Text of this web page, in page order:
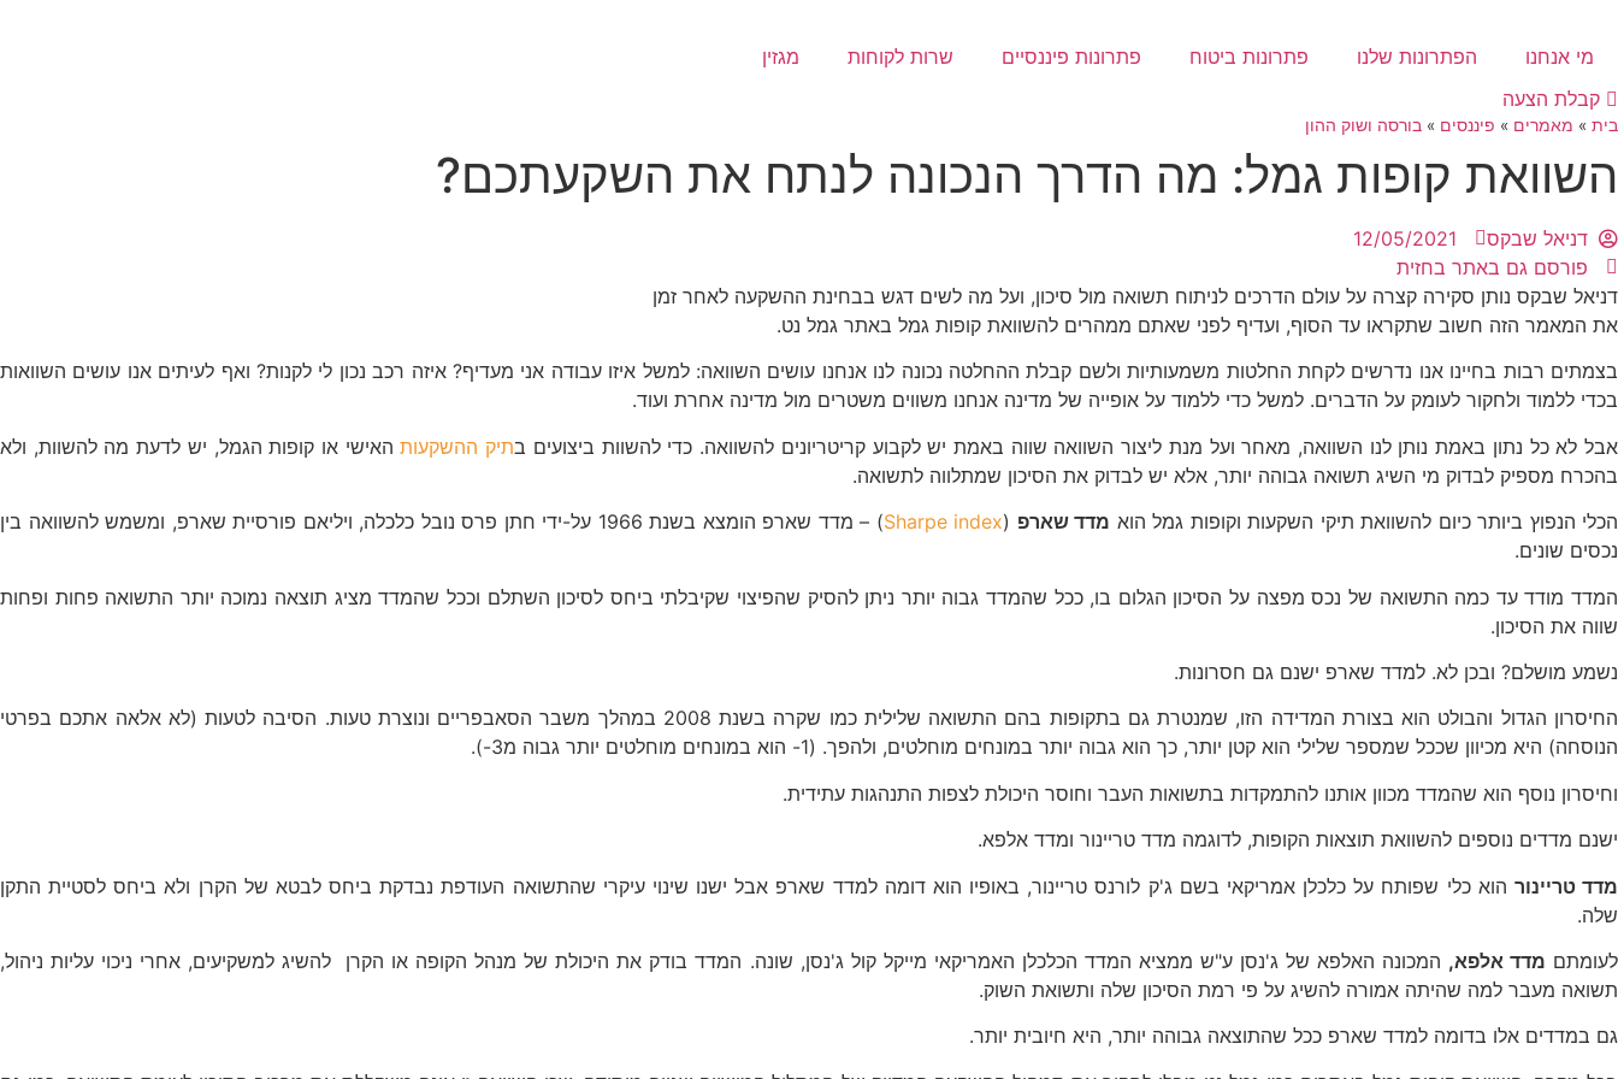
מי אנחנו הפתרונות שלנו פתרונות ביטוח פתרונות פיננסיים שרות לקוחות
מגזין
קבלת הצעה
בית » מאמרים » פיננסים » בורסה ושוק ההון
השוואת קופות גמל: מה הדרך הנכונה לנתח את השקעתכם?
דניאל שבקס
12/05/2021
פורסם גם באתר בחזית
דניאל שבקס נותן סקירה קצרה על עולם הדרכים לניתוח תשואה מול סיכון, ועל מה לשים דגש בבחינת ההשקעה לאחר זמן
את המאמר הזה חשוב שתקראו עד הסוף, ועדיף לפני שאתם ממהרים להשוואת קופות גמל באתר גמל נט.
בצמתים רבות בחיינו אנו נדרשים לקחת החלטות משמעותיות ולשם קבלת ההחלטה נכונה לנו אנחנו עושים השוואה: למשל איזו עבודה אני מעדיף? איזה רכב נכון לי לקנות? ואף לעיתים אנו עושים השוואות
בכדי ללמוד ולחקור לעומק על הדברים. למשל כדי ללמוד על אופייה של מדינה אנחנו משווים משטרים מול מדינה אחרת ועוד.
אבל לא כל נתון באמת נותן לנו השוואה, מאחר ועל מנת ליצור השוואה שווה באמת יש לקבוע קריטריונים להשוואה. כדי להשוות ביצועים בתיק ההשקעותהאישי או קופות הגמל, יש לדעת מה להשוות, ולא
בהכרח מספיק לבדוק מי השיג תשואה גבוהה יותר, אלא יש לבדוק את הסיכון שמתלווה לתשואה.
הכלי הנפוץ ביותר כיום להשוואת תיקי השקעות וקופות גמל הוא מדד שארפ (
Sharpe index
) – מדד שארפ הומצא בשנת 1966 על-ידי חתן פרס נובל כלכלה, ויליאם פורסיית שארפ, ומשמש להשוואה בין
נכסים שונים.
המדד מודד עד כמה התשואה של נכס מפצה על הסיכון הגלום בו, ככל שהמדד גבוה יותר ניתן להסיק שהפיצוי שקיבלתי ביחס לסיכון השתלם וככל שהמדד מציג תוצאה נמוכה יותר התשואה פחות ופחות
שווה את הסיכון.
נשמע מושלם? ובכן לא. למדד שארפ ישנם גם חסרונות.
החיסרון הגדול והבולט הוא בצורת המדידה הזו, שמנטרת גם בתקופות בהם התשואה שלילית כמו שקרה בשנת 2008 במהלך משבר הסאבפריים ונוצרת טעות. הסיבה לטעות (לא אלאה אתכם בפרטי
הנוסחה) היא מכיוון שככל שמספר שלילי הוא קטן יותר, כך הוא גבוה יותר במונחים מוחלטים, ולהפך. (1- הוא במונחים מוחלטים יותר גבוה מ3-).
וחיסרון נוסף הוא שהמדד מכוון אותנו להתמקדות בתשואות העבר וחוסר היכולת לצפות התנהגות עתידית.
ישנם מדדים נוספים להשוואת תוצאות הקופות, לדוגמה מדד טריינור ומדד אלפא.
מדד טריינור הוא כלי שפותח על כלכלן אמריקאי בשם ג'ק לורנס טריינור, באופיו הוא דומה למדד שארפ אבל ישנו שינוי עיקרי שהתשואה העודפת נבדקת ביחס לבטא של הקרן ולא ביחס לסטיית התקן
שלה.
לעומתם מדד אלפא, המכונה האלפא של ג'נסן ע"ש ממציא המדד הכלכלן האמריקאי מייקל קול ג'נסן, שונה. המדד בודק את היכולת של מנהל הקופה או הקרן להשיג למשקיעים, אחרי ניכוי עליות ניהול,
תשואה מעבר למה שהיתה אמורה להשיג על פי רמת הסיכון שלה ותשואת השוק.
גם במדדים אלו בדומה למדד שארפ ככל שהתוצאה גבוהה יותר, היא חיובית יותר.